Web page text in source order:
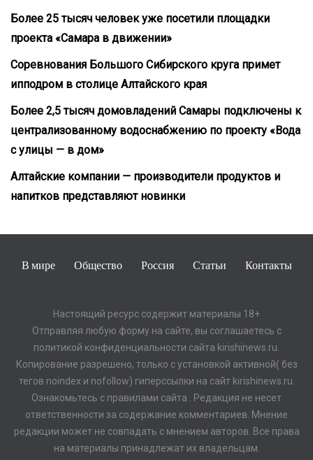
Более 25 тысяч человек уже посетили площадки
проекта «Самара в движении»
Соревнования Большого Сибирского круга примет
ипподром в столице Алтайского края
Более 2,5 тысяч домовладений Самары подключены к
централизованному водоснабжению по проекту «Вода
с улицы — в дом»
Алтайские компании — производители продуктов и
напитков представляют новинки
В мире Общество Россия Статьи Контакты
Настоящий ресурс содержит материалы 18+
Отправляя любую форму на сайте, вы соглашаетесь с
политикой конфиденциальности сайта kirishinews.ru.
Копирование разрешено, только с установкой активной( без
тегов noindex и nofollow) гиперссылки на сайт kirishinews.ru.
Ознакомьтесь с правилами сайта . Редакция не несет
ответственности за содержание комментариев. Мнение
редакции может не совпадать с мнением авторов. Все права
на материалы принадлежат их владельцам.